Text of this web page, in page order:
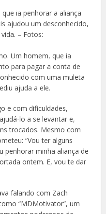
ia penhorar a aliança
ajudou um desconhecido,
– Fotos:
Um homem, que ia
para pagar a conta de
com uma muleta
ajuda a ele.
e com dificuldades,
lo a se levantar e,
trocados. Mesmo com
“Vou ter alguns
penhorar minha aliança de
ontem. E, vou te dar
falando com Zach
“MDMotivator”, um